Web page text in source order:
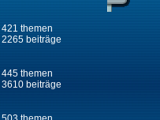
421 themen
2265 beiträge
445 themen
3610 beiträge